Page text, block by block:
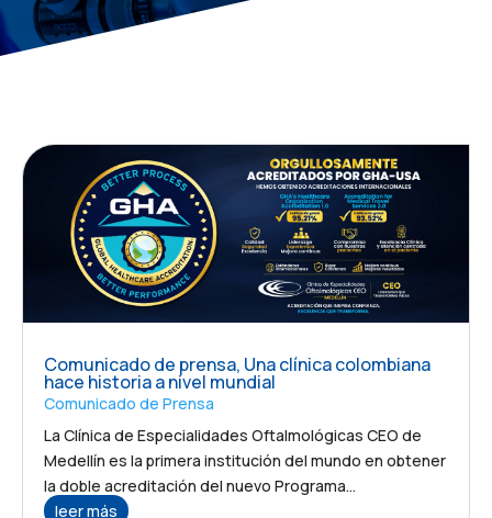
Comunicado de prensa, Una clínica colombiana
hace historia a nivel mundial
Comunicado de Prensa
La Clínica de Especialidades Oftalmológicas CEO de
Medellín es la primera institución del mundo en obtener
la doble acreditación del nuevo Programa...
leer más